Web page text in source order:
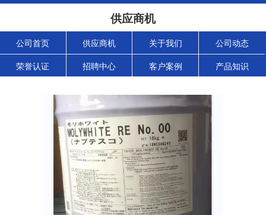
供应商机
公司首页 供应商机 关于我们 公司动态
荣誉认证 招聘中心 客户案例 产品知识